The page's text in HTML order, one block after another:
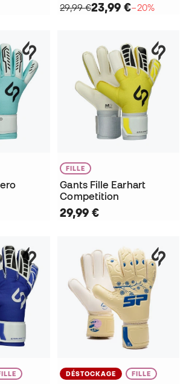
29,99 €23,99 €−20%
FILLE
Gants Fille Earhart
Competition
29,99 €
DÉSTOCKAGE FILLE